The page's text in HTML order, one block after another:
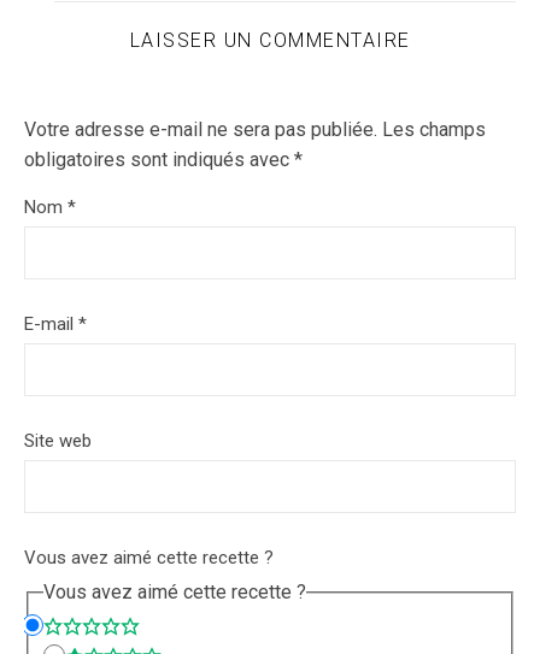
LAISSER UN COMMENTAIRE
Votre adresse e-mail ne sera pas publiée. Les champs
obligatoires sont indiqués avec *
Nom *
E-mail *
Site web
Vous avez aimé cette recette ?
Vous avez aimé cette recette ?